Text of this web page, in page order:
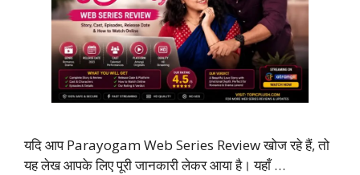
यदि आप Parayogam Web Series Review खोज रहे हैं, तो
यह लेख आपके लिए पूरी जानकारी लेकर आया है। यहाँ …